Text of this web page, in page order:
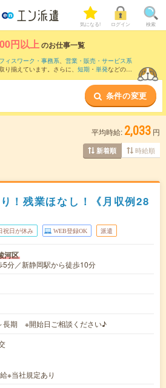
気になる! ログイン 検索
円以上のお仕事一覧
ィスワーク・事務系、 営業・販売・サービス系
り揃えています。さらに、 短期 ・ 単発などの期
条件の変更
平均時給: 2,033 円
新着順 時給順
！残業ほなし！《月収例28
祝日が休み WEB登録OK 派遣
河区
5分／新静岡駅から徒歩10分
長期 ※開始日ご相談ください♪
※当社規定あり